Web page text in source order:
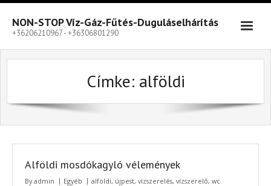
Skip
content
NON-STOP Víz-Gáz-Fűtés-Duguláselhárítás
+36206210967 - +36306801290
Címke: alföldi
Alföldi mosdókagyló vélemények
Byadmin Egyéb alföldi, újpest, vízszerelés, vízszerelő, wc